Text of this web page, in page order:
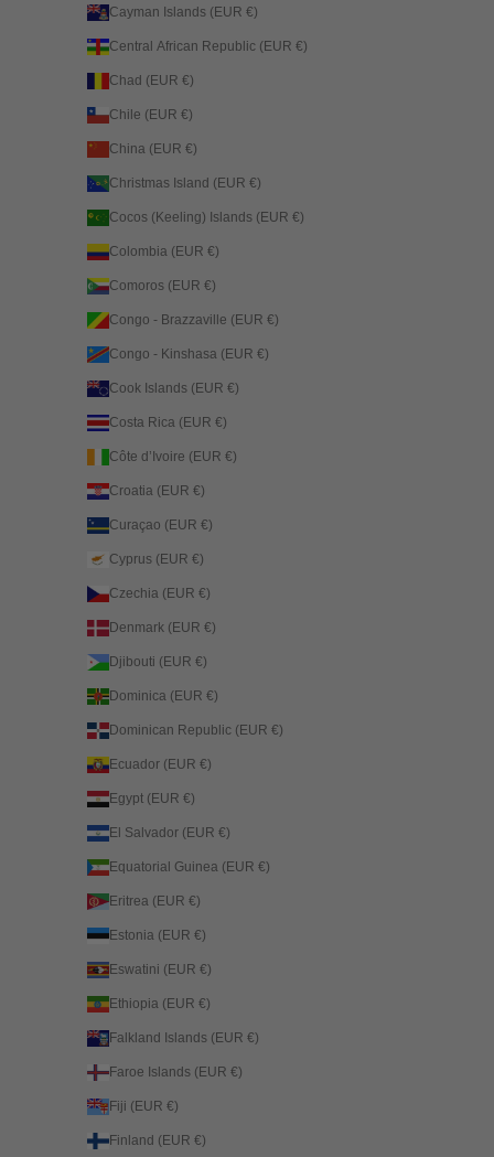
Cayman Islands (EUR €)
Central African Republic (EUR €)
Chad (EUR €)
Chile (EUR €)
China (EUR €)
Christmas Island (EUR €)
Cocos (Keeling) Islands (EUR €)
Colombia (EUR €)
Comoros (EUR €)
Congo - Brazzaville (EUR €)
Congo - Kinshasa (EUR €)
Cook Islands (EUR €)
Costa Rica (EUR €)
Côte d’Ivoire (EUR €)
Croatia (EUR €)
Curaçao (EUR €)
Cyprus (EUR €)
Czechia (EUR €)
Denmark (EUR €)
Djibouti (EUR €)
Dominica (EUR €)
Dominican Republic (EUR €)
Ecuador (EUR €)
Egypt (EUR €)
El Salvador (EUR €)
Equatorial Guinea (EUR €)
Eritrea (EUR €)
Estonia (EUR €)
Eswatini (EUR €)
Ethiopia (EUR €)
Falkland Islands (EUR €)
Faroe Islands (EUR €)
Fiji (EUR €)
Finland (EUR €)